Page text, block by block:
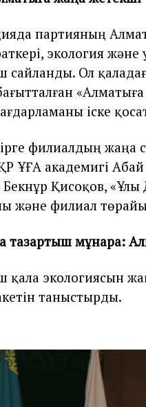
партияның
экология
сайланды. Ол
іске
филиалдың жаңа
ҰҒА академигі
Бекнұр Қисоқов,
және филиал
тазартқыш мұнара:
қала экологиясын
таныстырды.